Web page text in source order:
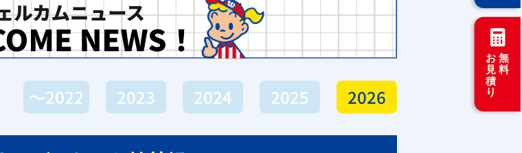
〜2022 2023 2024 2025 2026